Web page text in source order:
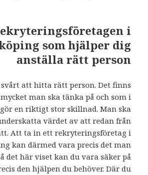
i
som hjälper dig
anställa rätt person
att hitta rätt person. Det finns
man ska tänka på och som i
en riktigt stor skillnad. Man ska
värdet av att redan från
Att ta in ett rekryteringsföretag i
kan därmed vara precis det man
det här viset kan du vara säker på
den hjälpen du behöver. Där du